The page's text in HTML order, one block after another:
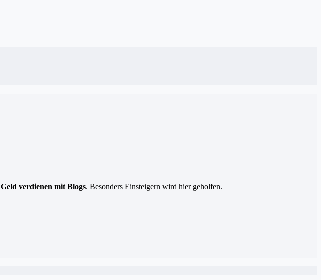
Geld verdienen mit Blogs. Besonders Einsteigern wird hier geholfen.